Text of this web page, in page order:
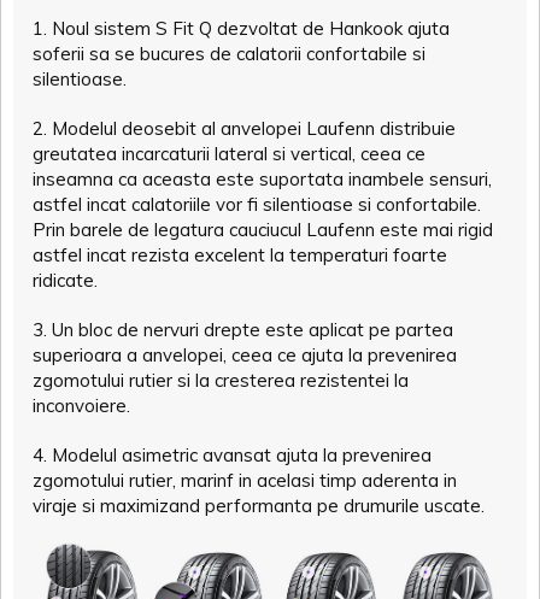
1. Noul sistem S Fit Q dezvoltat de Hankook ajuta
soferii sa se bucures de calatorii confortabile si
silentioase.
2. Modelul deosebit al anvelopei Laufenn distribuie
greutatea incarcaturii lateral si vertical, ceea ce
inseamna ca aceasta este suportata inambele sensuri,
astfel incat calatoriile vor fi silentioase si confortabile.
Prin barele de legatura cauciucul Laufenn este mai rigid
astfel incat rezista excelent la temperaturi foarte
ridicate.
3. Un bloc de nervuri drepte este aplicat pe partea
superioara a anvelopei, ceea ce ajuta la prevenirea
zgomotului rutier si la cresterea rezistentei la
inconvoiere.
4. Modelul asimetric avansat ajuta la prevenirea
zgomotului rutier, marinf in acelasi timp aderenta in
viraje si maximizand performanta pe drumurile uscate.